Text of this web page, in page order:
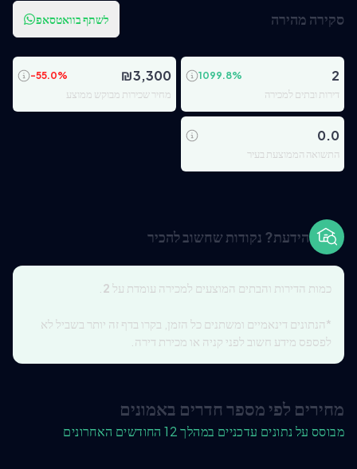
סקירה מהירה לשתף בוואטסאפ
2
1099.8%
דירות ובתים למכירה
₪3,300
-55.0%
מחיר שכירות מבוקש ממוצע
0.0
התשואה הממוצעת בעיר
הידעת? נקודות שחשוב להכיר
כמות הדירות והבתים המוצעים למכירה עומדת על 2
*הנתונים דינאמיים ומשתנים כל הזמן, בקרו בדף זה יותר בשביל לא
לפספס מידע חשוב לפני קניה או מכירת דירה.
מחירים לפי מספר חדרים באמונים
מבוסס על נתונים עדכניים במהלך 12 החודשים האחרונים